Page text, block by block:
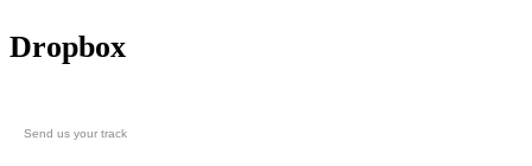
Dropbox
Send us your track